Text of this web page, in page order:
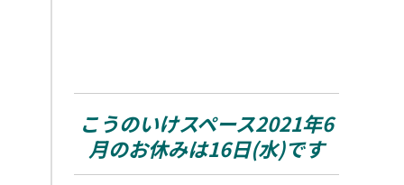
こうのいけスペース2021年6
月のお休みは16日(水)です